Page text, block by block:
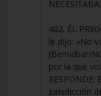
NECESITABA.
402. ÉL
le dijo: «No
(Bemidbar/
por la que
jurisdicción